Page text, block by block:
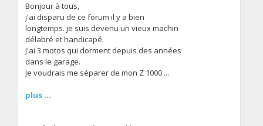
Bonjour à tous,
j'ai disparu de ce forum il y a bien
longtemps. je suis devenu un vieux machin
délabré et handicapé.
J'ai 3 motos qui dorment depuis des années
dans le garage.
Je voudrais me séparer de mon Z 1000 ...
plus ...